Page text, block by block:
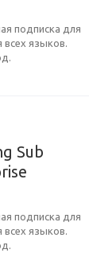
подписка для
всех языков.
Sub
подписка для
всех языков.